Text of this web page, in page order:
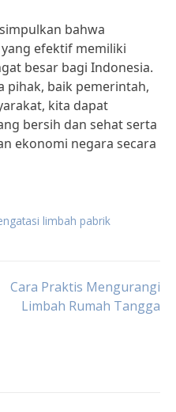
bahwa
efektif memiliki
besar bagi Indonesia.
pihak, baik pemerintah,
kita dapat
bersih dan sehat serta
ekonomi negara secara
limbah pabrik
Cara Praktis Mengurangi
Limbah Rumah Tangga